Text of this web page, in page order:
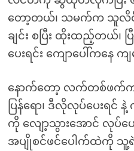
တော့တယ်၊ သမက်က သူလိင်
ချင်း စပြီး ထိုးထည့်တယ်၊
ပေးရင်း ကျောပေါ်ကနေ က
နောက်တော့ လက်တစ်ဖက်
ပြန်ရော၊ ဒီလိုလုပ်ပေးရင်
ကို လျော့သွားအောင် လုပ်ပေ
အပျိုစင်ဖင်ပေါက်ထဲကို